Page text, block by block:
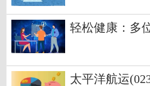
轻松健康：多
太平洋航运